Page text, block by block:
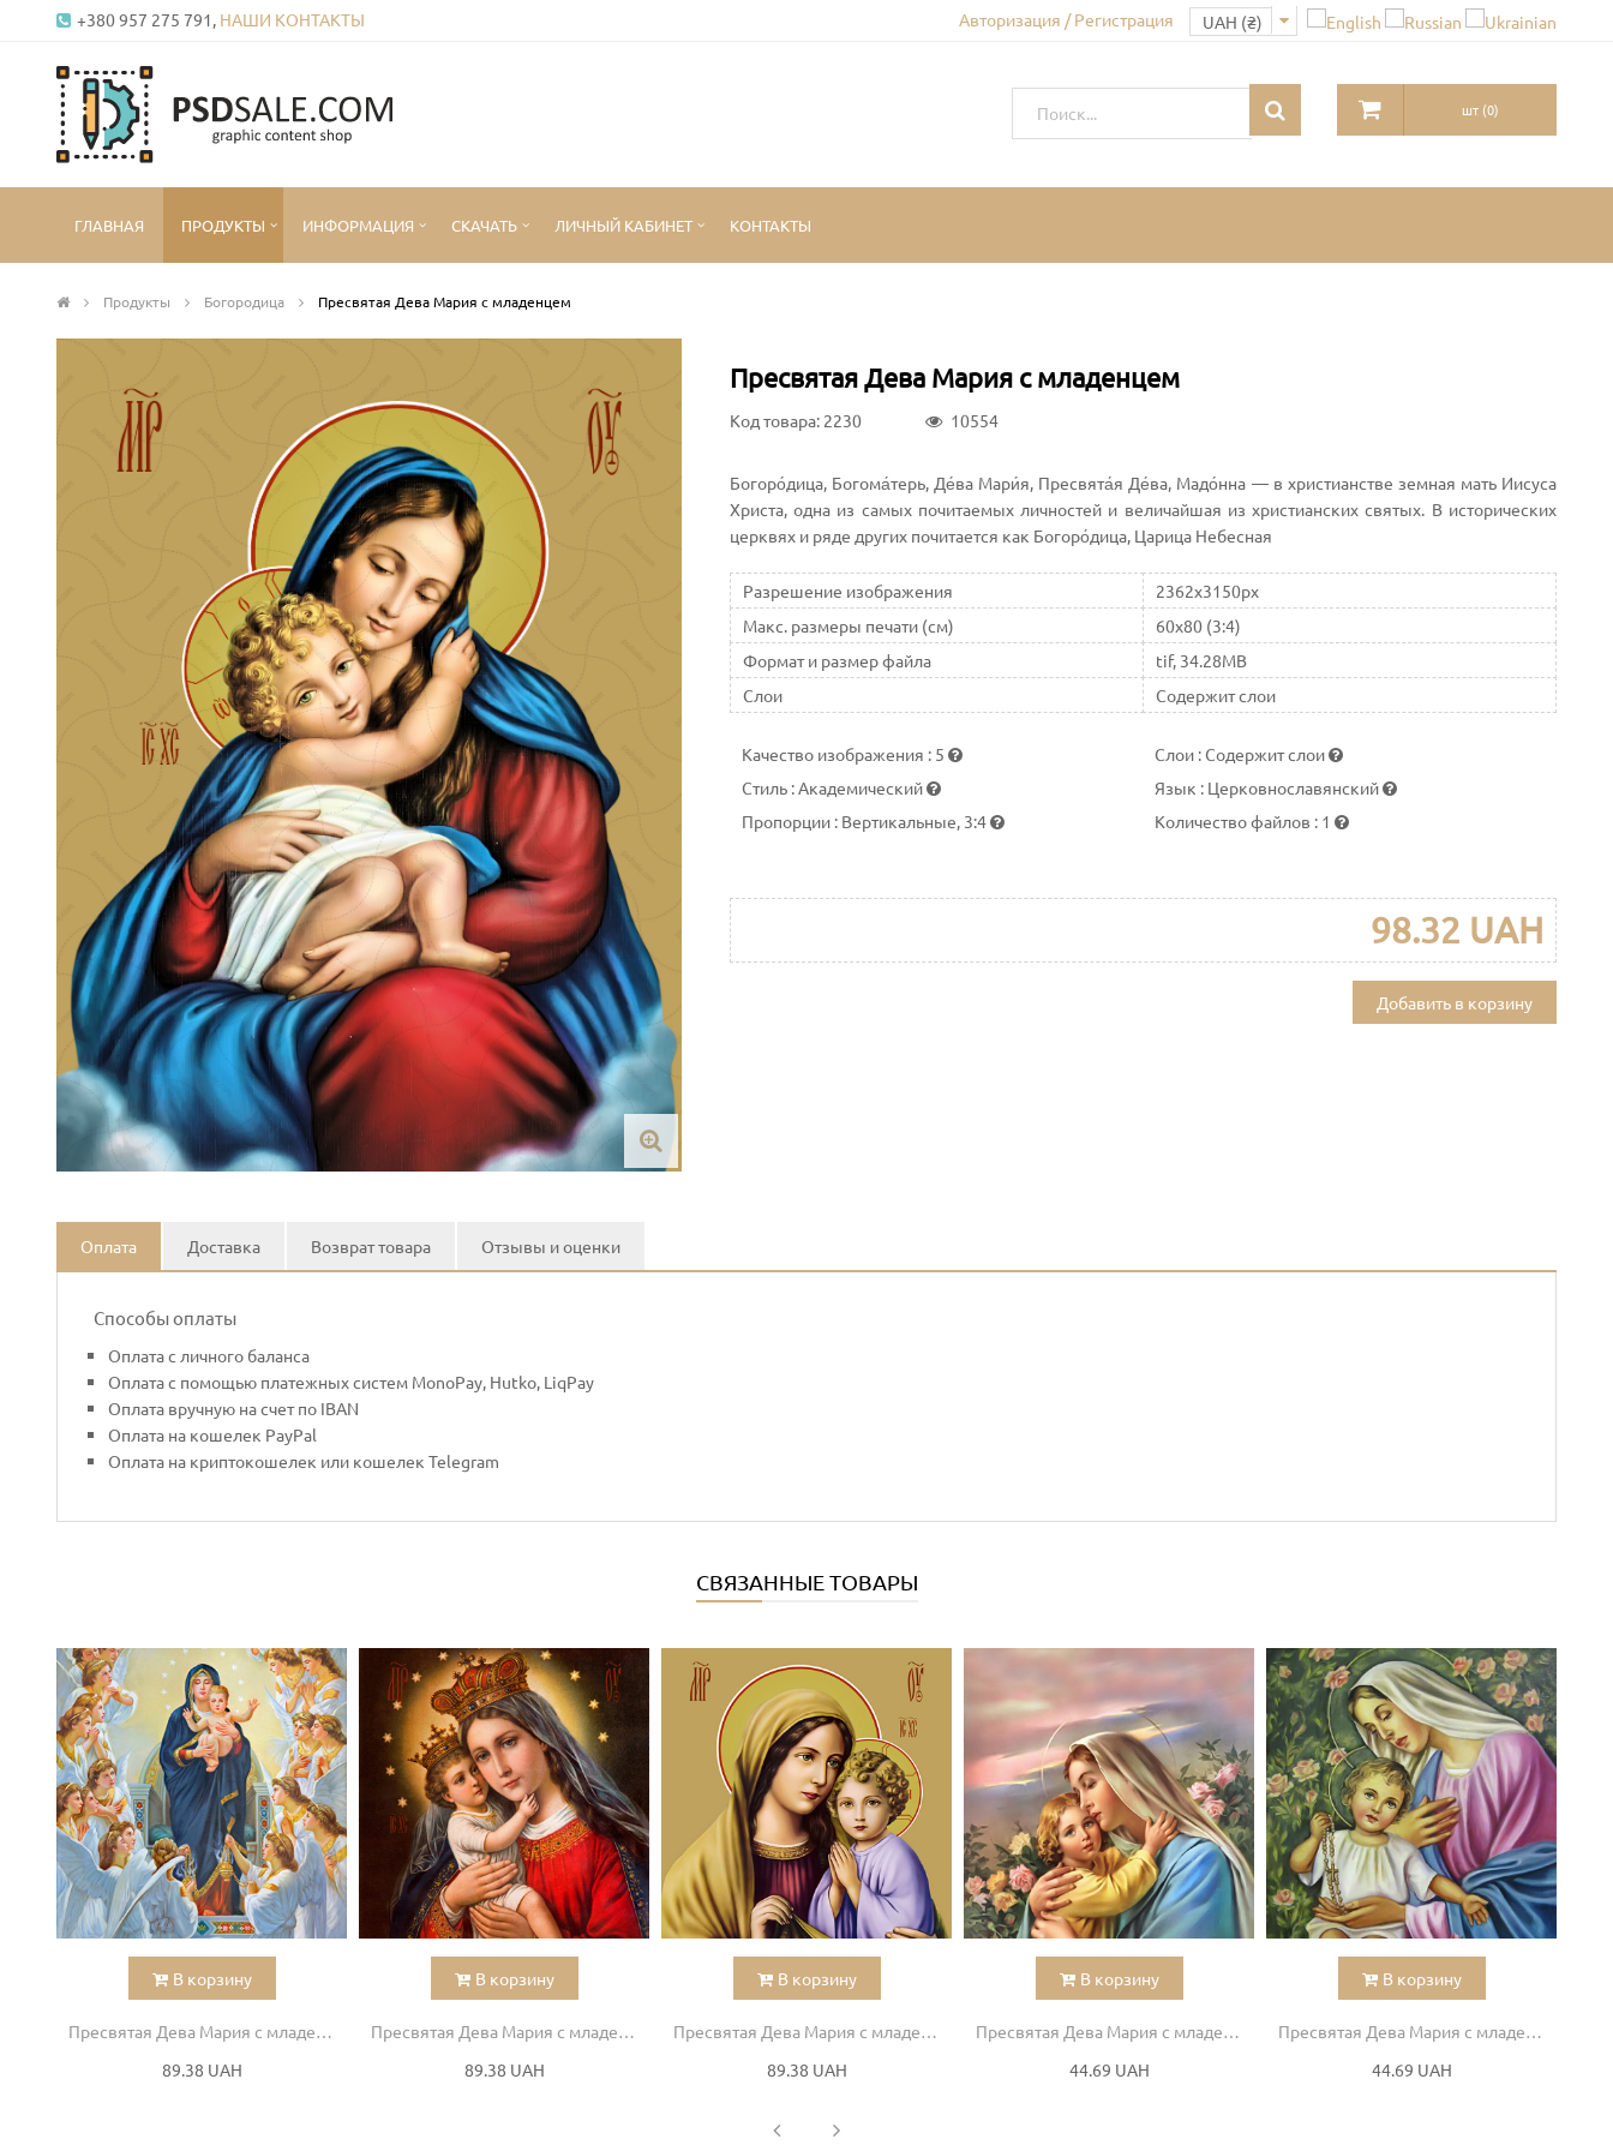
+380 957 275 791, НАШИ КОНТАКТЫ Авторизация / Регистрация
шт(0)
ГЛАВНАЯ ПРОДУКТЫ ИНФОРМАЦИЯ СКАЧАТЬ ЛИЧНЫЙ КАБИНЕТ КОНТАКТЫ
Продукты Богородица Пресвятая Дева Мария с младенцем
Пресвятая Дева Мария с младенцем
Код товара: 2230 10554
Богоро́дица, Богома́терь, Де́ва Мари́я, Пресвята́я Де́ва, Мадо́нна — в христианстве земная мать Иисуса
Христа, одна из самых почитаемых личностей и величайшая из христианских святых. В исторических
церквях и ряде других почитается как Богоро́дица, Царица Небесная
Разрешение изображения
2362x3150px
Макс. размеры печати (см)
60x80 (3:4)
Формат и размер файла
tif, 34.28MB
Слои
Содержит слои
Качество изображения : 5 Слои :Содержит слои
Стиль : Академический Язык : Церковнославянский
Пропорции : Вертикальные, 3:4 Количество файлов : 1
98.32 UAH
Добавить в корзину
Оплата Доставка Возврат товара Отзывы и оценки
Способы оплаты
Оплата с личного баланса
Оплата с помощью платежных систем MonoPay, Hutko, LiqPay
Оплата вручную на счет по IBAN
Оплата на кошелек PayPal
Оплата на криптокошелек или кошелек Telegram
СВЯЗАННЫЕ ТОВАРЫ
В корзину
Пресвятая Дева Мария с младенцем
89.38 UAH
В корзину
Пресвятая Дева Мария с младенцем
89.38 UAH
В корзину
Пресвятая Дева Мария с младенцем
89.38 UAH
В корзину
Пресвятая Дева Мария с младенцем
44.69 UAH
В корзину
Пресвятая Дева Мария с младенцем
44.69 UAH